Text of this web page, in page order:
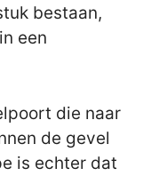
bestaan,
een
die naar
de gevel
is echter dat